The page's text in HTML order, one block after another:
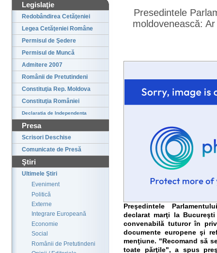
Legislaţie
Redobândirea Cetăţeniei
Legea Cetăţeniei Române
Permisul de Şedere
Permisul de Muncă
Admitere 2007
Românii de Pretutindeni
Constituţia Rep. Moldova
Constituţia României
Declaratia de Independenta
Presa
Scrisori Deschise
Comunicate de Presă
Ştiri
Ultimele Ştiri
Eveniment
Politică
Externe
Integrare Europeană
Economie
Social
Românii de Pretutindeni
Presedintele
moldovenească:
Preşedintele
declarat marţi la
convenabilă tuturor în
documente europene şi
menţiune. "Recomand să
toate părţile", a spus